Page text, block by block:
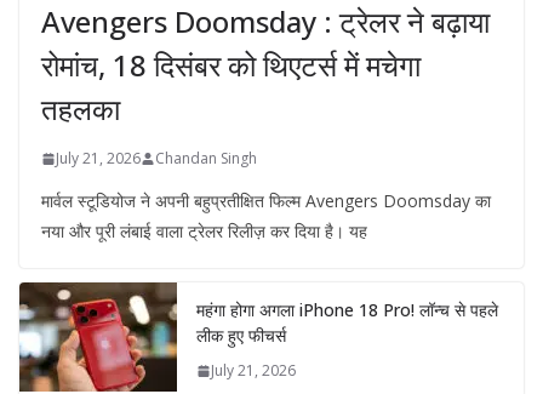
Avengers Doomsday : ट्रेलर ने बढ़ाया
रोमांच, 18 दिसंबर को थिएटर्स में मचेगा
तहलका
July 21, 2026 Chandan Singh
मार्वल स्टूडियोज ने अपनी बहुप्रतीक्षित फिल्म Avengers Doomsday का
नया और पूरी लंबाई वाला ट्रेलर रिलीज़ कर दिया है। यह
महंगा होगा अगला iPhone 18 Pro! लॉन्च से पहले
लीक हुए फीचर्स
July 21, 2026